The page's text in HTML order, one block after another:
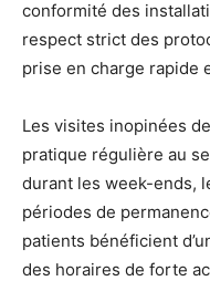
conformité des
respect strict des
prise en charge rapide
Les visites inopinées
pratique régulière au
durant les week-ends,
périodes de
patients bénéficient
des horaires de forte